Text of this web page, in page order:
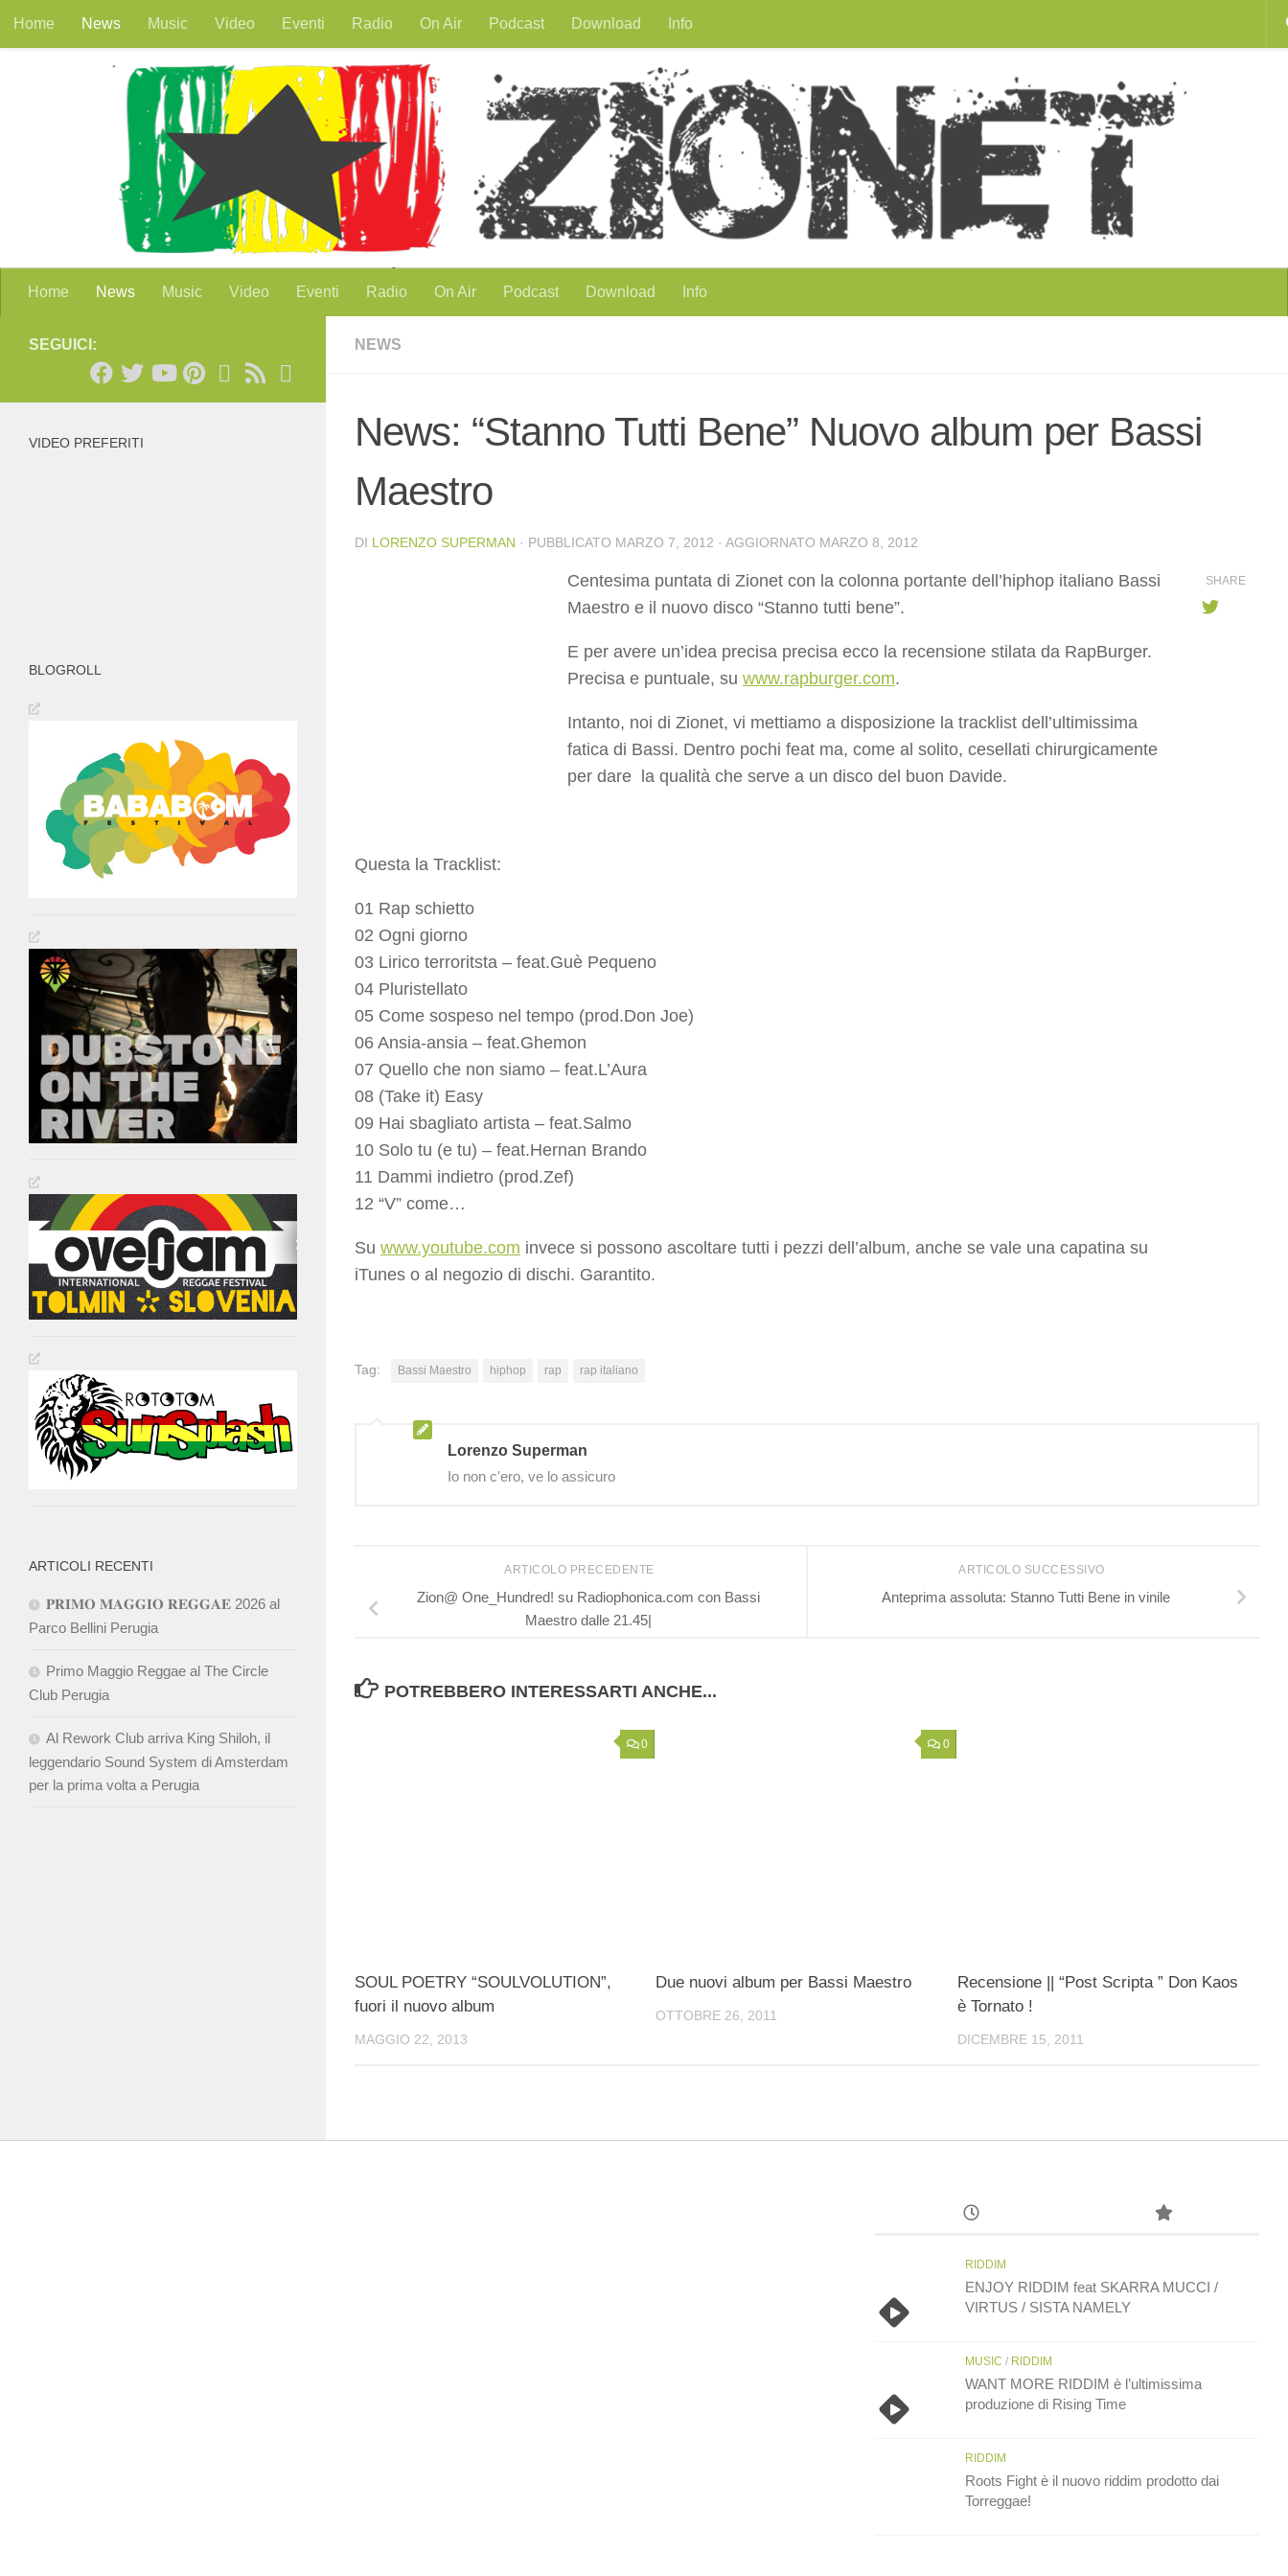
Salta al contenuto
Home News Music Video Eventi Radio On Air Podcast Download Info
Home News Music Video Eventi Radio On Air Podcast Download Info
NEWS
News: “Stanno Tutti Bene” Nuovo album per Bassi
Maestro
DI LORENZO SUPERMAN · PUBBLICATO MARZO 7, 2012 · AGGIORNATO MARZO 8, 2012
Centesima puntata di Zionet con la colonna portante dell’hiphop italiano Bassi
Maestro e il nuovo disco “Stanno tutti bene”.
E per avere un’idea precisa precisa ecco la recensione stilata da RapBurger.
Precisa e puntuale, su www.rapburger.com.
Intanto, noi di Zionet, vi mettiamo a disposizione la tracklist dell’ultimissima
fatica di Bassi. Dentro pochi feat ma, come al solito, cesellati chirurgicamente
per dare la qualità che serve a un disco del buon Davide.
Questa la Tracklist:
01 Rap schietto
02 Ogni giorno
03 Lirico terroritsta – feat.Guè Pequeno
04 Pluristellato
05 Come sospeso nel tempo (prod.Don Joe)
06 Ansia-ansia – feat.Ghemon
07 Quello che non siamo – feat.L’Aura
08 (Take it) Easy
09 Hai sbagliato artista – feat.Salmo
10 Solo tu (e tu) – feat.Hernan Brando
11 Dammi indietro (prod.Zef)
12 “V” come…
Su www.youtube.com invece si possono ascoltare tutti i pezzi dell’album, anche se vale una capatina su
iTunes o al negozio di dischi. Garantito.
SHARE
Tag: Bassi Maestro hiphop rap rap italiano
Lorenzo Superman
Io non c'ero, ve lo assicuro
ARTICOLO SUCCESSIVO
Anteprima assoluta: Stanno Tutti Bene in vinile
ARTICOLO PRECEDENTE
Zion@ One_Hundred! su Radiophonica.com con Bassi
Maestro dalle 21.45|
POTREBBERO INTERESSARTI ANCHE...
0
SOUL POETRY “SOULVOLUTION”,
fuori il nuovo album
MAGGIO 22, 2013
0
Due nuovi album per Bassi Maestro
OTTOBRE 26, 2011
Recensione || “Post Scripta ” Don Kaos
è Tornato !
DICEMBRE 15, 2011
SEGUICI:
VIDEO PREFERITI
BLOGROLL
ARTICOLI RECENTI
𝐏𝐑𝐈𝐌𝐎 𝐌𝐀𝐆𝐆𝐈𝐎 𝐑𝐄𝐆𝐆𝐀𝐄 2026 al
Parco Bellini Perugia
Primo Maggio Reggae al The Circle
Club Perugia
Al Rework Club arriva King Shiloh, il
leggendario Sound System di Amsterdam
per la prima volta a Perugia
RIDDIM
ENJOY RIDDIM feat SKARRA MUCCI /
VIRTUS / SISTA NAMELY
MUSIC / RIDDIM
WANT MORE RIDDIM è l’ultimissima
produzione di Rising Time
RIDDIM
Roots Fight è il nuovo riddim prodotto dai
Torreggae!